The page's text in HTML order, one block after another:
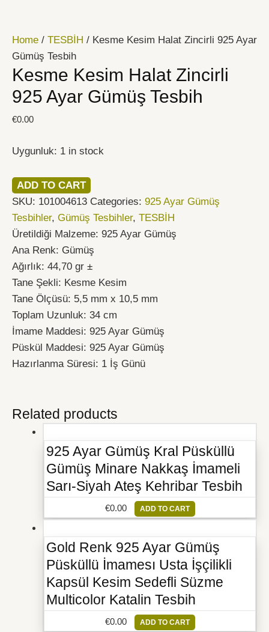
Home / TESBİH / Kesme Kesim Halat Zincirli 925 Ayar
Gümüş Tesbih
Kesme Kesim Halat Zincirli
925 Ayar Gümüş Tesbih
€0.00
Uygunluk: 1 in stock
Halat
Zincirli
925
Ayar
Gümüş
Tesbih
ADD TO CART
SKU: 101004613 Categories: 925 Ayar Gümüş
Tesbihler, Gümüş Tesbihler, TESBİH
Üretildiği Malzeme: 925 Ayar Gümüş
Ana Renk: Gümüş
Ağırlık: 44,70 gr ±
Tane Şekli: Kesme Kesim
Tane Ölçüsü: 5,5 mm x 10,5 mm
Toplam Uzunluk: 34 cm
İmame Maddesi: 925 Ayar Gümüş
Püskül Maddesi: 925 Ayar Gümüş
Hazırlanma Süresi: 1 İş Günü
Related products
925 Ayar Gümüş Kral Püsküllü
Gümüş Minare Nakkaş İmameli
Sarı-Siyah Ateş Kehribar Tesbih
€0.00 ADD TO CART
Gold Renk 925 Ayar Gümüş
Püsküllü İmamesı Usta İşçilikli
Kapsül Kesim Sedefli Süzme
Multicolor Katalin Tesbih
€0.00 ADD TO CART